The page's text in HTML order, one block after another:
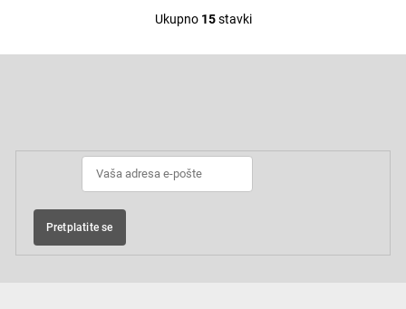
L
i
c
t
Ukupno 15stavki
Pretplatite se